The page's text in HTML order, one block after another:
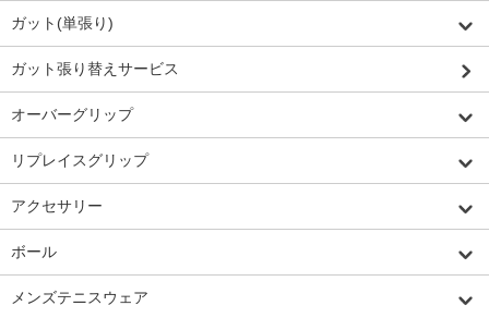
ガット(単張り)
ガット張り替えサービス
オーバーグリップ
リプレイスグリップ
アクセサリー
ボール
メンズテニスウェア